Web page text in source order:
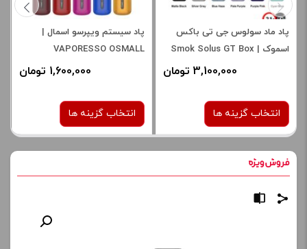
پاد ماد سولوس جی تی باکس
اسموک | Smok Solus GT Box
3,100,000 تومان
انتخاب گزینه ها
پاد سیستم ویپرسو اسمال |
VAPORESSO OSMALL
1,600,000 تومان
انتخاب گزینه ها